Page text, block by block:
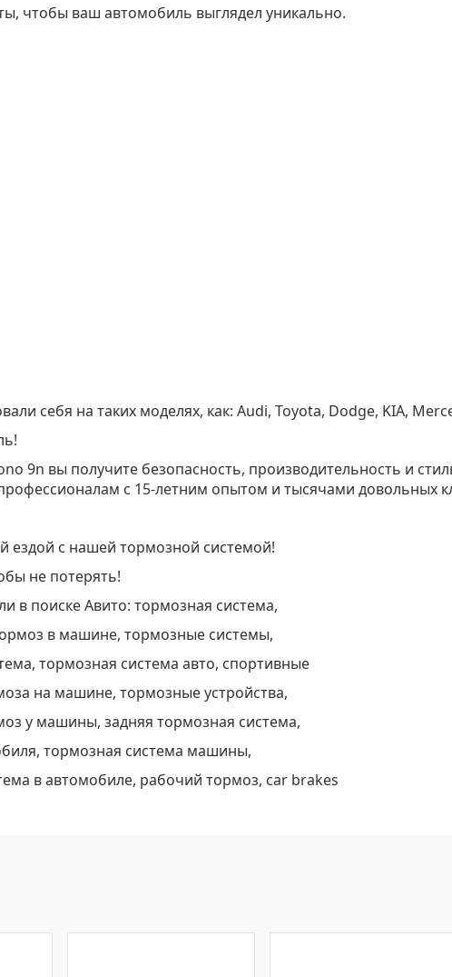
чтобы ваш автомобиль выглядел уникально.
себя на таких моделях, как: Audi, Toyota, Dodge, KIA,
9n вы получите безопасность, производительность и
с 15-летним опытом и тысячами довольных
ездой с нашей тормозной системой!
не потерять!
в поиске Авито: тормозная система,
в машине, тормозные системы,
тормозная система авто, спортивные
на машине, тормозные устройства,
у машины, задняя тормозная система,
тормозная система машины,
в автомобиле, рабочий тормоз, car brakes